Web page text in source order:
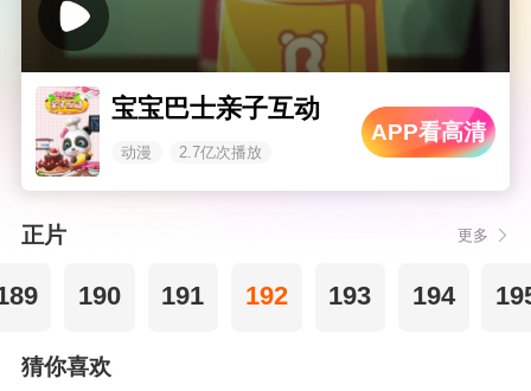
宝宝巴士亲子互动
动漫 2.7亿次播放
APP看高清
正片 更多
190 191 192 193 194
猜你喜欢